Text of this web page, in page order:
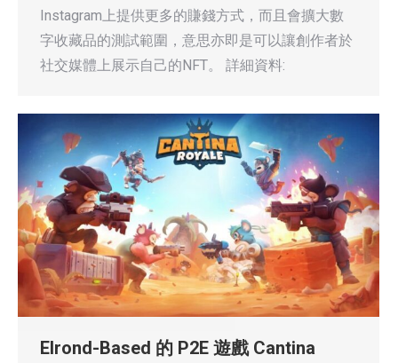
Instagram上提供更多的賺錢方式，而且會擴大數
字收藏品的測試範圍，意思亦即是可以讓創作者於
社交媒體上展示自己的NFT。 詳細資料:
Elrond-Based 的 P2E 遊戲 Cantina